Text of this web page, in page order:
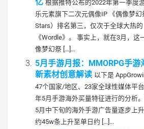
根据推特公布的2022年第一季度
乐元素旗下二次元偶像IP 《偶像梦幻
Stars）排名第三，仅次于全球大热
《Wordle》。 事实上，就在3月，这
像梦幻祭 […]...
5月手游月报：MMORPG手
新素材创意解读 以下是
47个国家/地区、23家全球性媒体平
年5月手游海外买量特征进行的分析
5月中下旬的海外手游广告量逐步上
约45w条上升至单日约 […]...